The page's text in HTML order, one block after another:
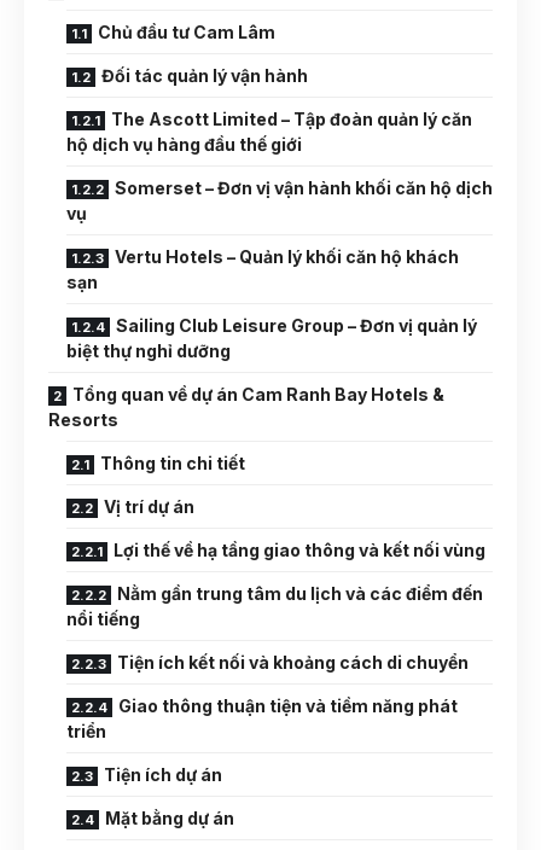
Chủ đầu tư Cam Lâm
Đối tác quản lý vận hành
The Ascott Limited – Tập đoàn quản lý căn
hộ dịch vụ hàng đầu thế giới
Somerset – Đơn vị vận hành khối căn hộ dịch
vụ
Vertu Hotels – Quản lý khối căn hộ khách
sạn
Sailing Club Leisure Group – Đơn vị quản lý
biệt thự nghỉ dưỡng
Tổng quan về dự án Cam Ranh Bay Hotels &
Resorts
Thông tin chi tiết
Vị trí dự án
Lợi thế về hạ tầng giao thông và kết nối vùng
Nằm gần trung tâm du lịch và các điểm đến
nổi tiếng
Tiện ích kết nối và khoảng cách di chuyển
Giao thông thuận tiện và tiềm năng phát
triển
Tiện ích dự án
Mặt bằng dự án